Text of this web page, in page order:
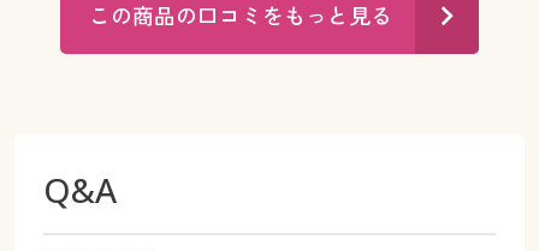
この商品の口コミをもっと見る
Q&A